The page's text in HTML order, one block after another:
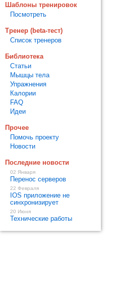
Шаблоны тренировок
Посмотреть
Тренер (beta-тест)
Список тренеров
Библиотека
Статьи
Мышцы тела
Упражнения
Калории
FAQ
Идеи
Прочее
Помочь проекту
Новости
Последние новости
02 Января
Перенос серверов
22 Февраля
IOS приложение не
синхронизирует
20 Июня
Технические работы